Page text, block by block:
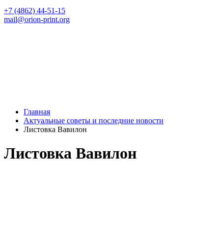
+7 (4862) 44-51-15
mail@orion-print.org
Главная
Актуальные советы и последние новости
Листовка Вавилон
Листовка Вавилон